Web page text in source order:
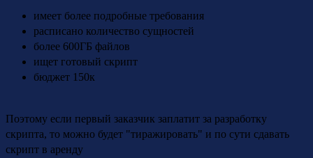
имеет более подробные требования
расписано количество сущностей
более 600ГБ файлов
ищет готовый скрипт
бюджет 150к
Поэтому если первый заказчик заплатит за разработку
скрипта, то можно будет "тиражировать" и по сути сдавать
скрипт в аренду